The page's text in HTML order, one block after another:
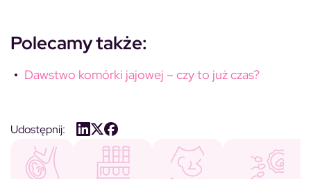
Polecamy także:
Dawstwo komórki jajowej – czy to już czas?
Udostępnij: